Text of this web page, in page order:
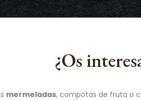
¿Os
mermeladas, compotas de fruta o